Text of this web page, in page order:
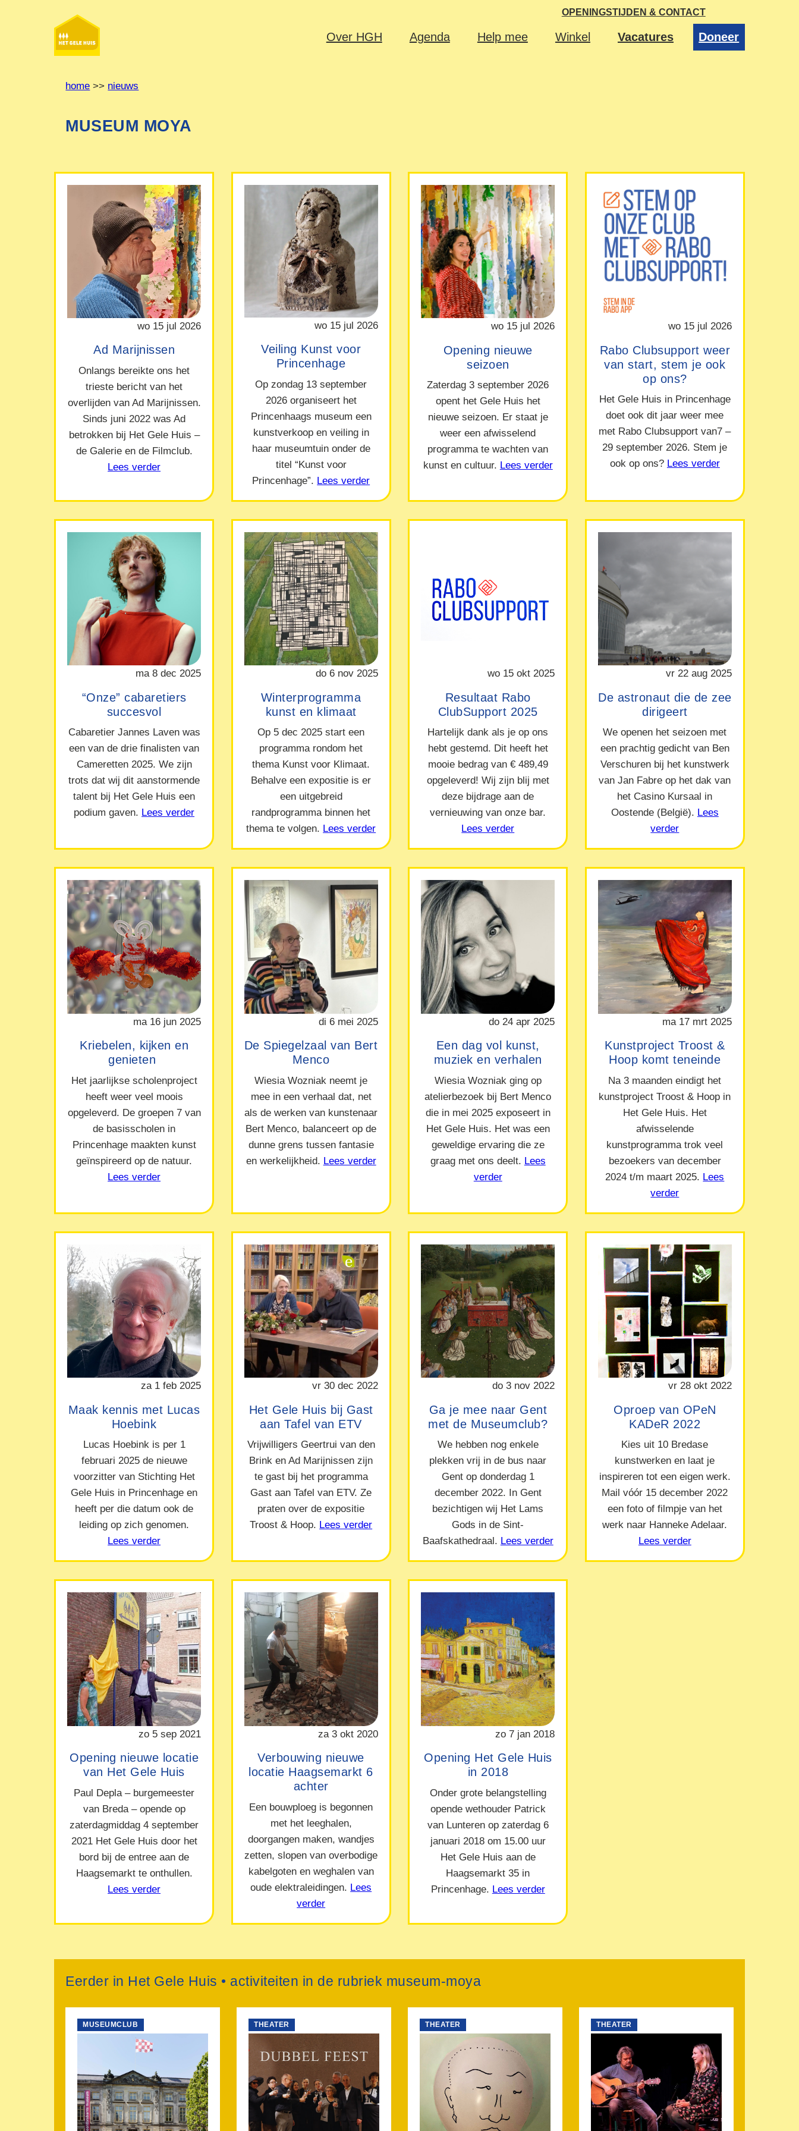
OPENINGSTIJDEN & CONTACT
Over HGH Agenda Help mee Winkel Vacatures Doneer
home >> nieuws
MUSEUM MOYA
wo 15 jul 2026
Ad Marijnissen
Onlangs bereikte ons het
trieste bericht van het
overlijden van Ad Marijnissen.
Sinds juni 2022 was Ad
betrokken bij Het Gele Huis –
de Galerie en de Filmclub.
Lees verder
wo 15 jul 2026
Veiling Kunst voor
Princenhage
Op zondag 13 september
2026 organiseert het
Princenhaags museum een
kunstverkoop en veiling in
haar museumtuin onder de
titel “Kunst voor
Princenhage”. Lees verder
wo 15 jul 2026
Opening nieuwe
seizoen
Zaterdag 3 september 2026
opent het Gele Huis het
nieuwe seizoen. Er staat je
weer een afwisselend
programma te wachten van
kunst en cultuur. Lees verder
wo 15 jul 2026
Rabo Clubsupport weer
van start, stem je ook
op ons?
Het Gele Huis in Princenhage
doet ook dit jaar weer mee
met Rabo Clubsupport van7 –
29 september 2026. Stem je
ook op ons? Lees verder
ma 8 dec 2025
“Onze” cabaretiers
succesvol
Cabaretier Jannes Laven was
een van de drie finalisten van
Cameretten 2025. We zijn
trots dat wij dit aanstormende
talent bij Het Gele Huis een
podium gaven. Lees verder
do 6 nov 2025
Winterprogramma
kunst en klimaat
Op 5 dec 2025 start een
programma rondom het
thema Kunst voor Klimaat.
Behalve een expositie is er
een uitgebreid
randprogramma binnen het
thema te volgen. Lees verder
wo 15 okt 2025
Resultaat Rabo
ClubSupport 2025
Hartelijk dank als je op ons
hebt gestemd. Dit heeft het
mooie bedrag van € 489,49
opgeleverd! Wij zijn blij met
deze bijdrage aan de
vernieuwing van onze bar.
Lees verder
vr 22 aug 2025
De astronaut die de zee
dirigeert
We openen het seizoen met
een prachtig gedicht van Ben
Verschuren bij het kunstwerk
van Jan Fabre op het dak van
het Casino Kursaal in
Oostende (België). Lees
verder
ma 16 jun 2025
Kriebelen, kijken en
genieten
Het jaarlijkse scholenproject
heeft weer veel moois
opgeleverd. De groepen 7 van
de basisscholen in
Princenhage maakten kunst
geïnspireerd op de natuur.
Lees verder
di 6 mei 2025
De Spiegelzaal van Bert
Menco
Wiesia Wozniak neemt je
mee in een verhaal dat, net
als de werken van kunstenaar
Bert Menco, balanceert op de
dunne grens tussen fantasie
en werkelijkheid. Lees verder
do 24 apr 2025
Een dag vol kunst,
muziek en verhalen
Wiesia Wozniak ging op
atelierbezoek bij Bert Menco
die in mei 2025 exposeert in
Het Gele Huis. Het was een
geweldige ervaring die ze
graag met ons deelt. Lees
verder
ma 17 mrt 2025
Kunstproject Troost &
Hoop komt teneinde
Na 3 maanden eindigt het
kunstproject Troost & Hoop in
Het Gele Huis. Het
afwisselende
kunstprogramma trok veel
bezoekers van december
2024 t/m maart 2025. Lees
verder
za 1 feb 2025
Maak kennis met Lucas
Hoebink
Lucas Hoebink is per 1
februari 2025 de nieuwe
voorzitter van Stichting Het
Gele Huis in Princenhage en
heeft per die datum ook de
leiding op zich genomen.
Lees verder
vr 30 dec 2022
Het Gele Huis bij Gast
aan Tafel van ETV
Vrijwilligers Geertrui van den
Brink en Ad Marijnissen zijn
te gast bij het programma
Gast aan Tafel van ETV. Ze
praten over de expositie
Troost & Hoop. Lees verder
do 3 nov 2022
Ga je mee naar Gent
met de Museumclub?
We hebben nog enkele
plekken vrij in de bus naar
Gent op donderdag 1
december 2022. In Gent
bezichtigen wij Het Lams
Gods in de Sint-
Baafskathedraal. Lees verder
vr 28 okt 2022
Oproep van OPeN
KADeR 2022
Kies uit 10 Bredase
kunstwerken en laat je
inspireren tot een eigen werk.
Mail vóór 15 december 2022
een foto of filmpje van het
werk naar Hanneke Adelaar.
Lees verder
zo 5 sep 2021
Opening nieuwe locatie
van Het Gele Huis
Paul Depla – burgemeester
van Breda – opende op
zaterdagmiddag 4 september
2021 Het Gele Huis door het
bord bij de entree aan de
Haagsemarkt te onthullen.
Lees verder
za 3 okt 2020
Verbouwing nieuwe
locatie Haagsemarkt 6
achter
Een bouwploeg is begonnen
met het leeghalen,
doorgangen maken, wandjes
zetten, slopen van overbodige
kabelgoten en weghalen van
oude elektraleidingen. Lees
verder
zo 7 jan 2018
Opening Het Gele Huis
in 2018
Onder grote belangstelling
opende wethouder Patrick
van Lunteren op zaterdag 6
januari 2018 om 15.00 uur
Het Gele Huis aan de
Haagsemarkt 35 in
Princenhage. Lees verder
Eerder in Het Gele Huis • activiteiten in de rubriek museum-moya
MUSEUMCLUB THEATER THEATER THEATER